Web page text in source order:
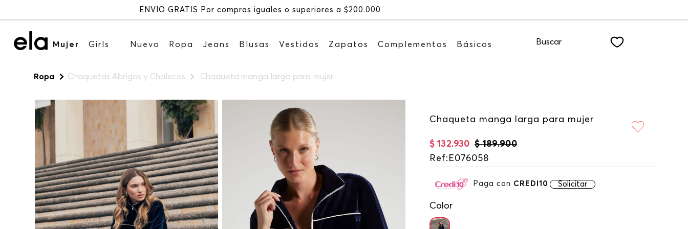
Recibe: 15%OFF suscribiéndote a nuestro NEWSLETTER
Mujer Girls Nuevo Ropa Jeans Blusas Vestidos Zapatos Complementos Básicos Buscar
Ropa Chaquetas Abrigos y Chalecos Chaqueta manga larga para mujer
Chaqueta manga larga para mujer
$ 189.900
$ 132.930
Ref: E076058
Paga con CREDI10 Solicitar
Color